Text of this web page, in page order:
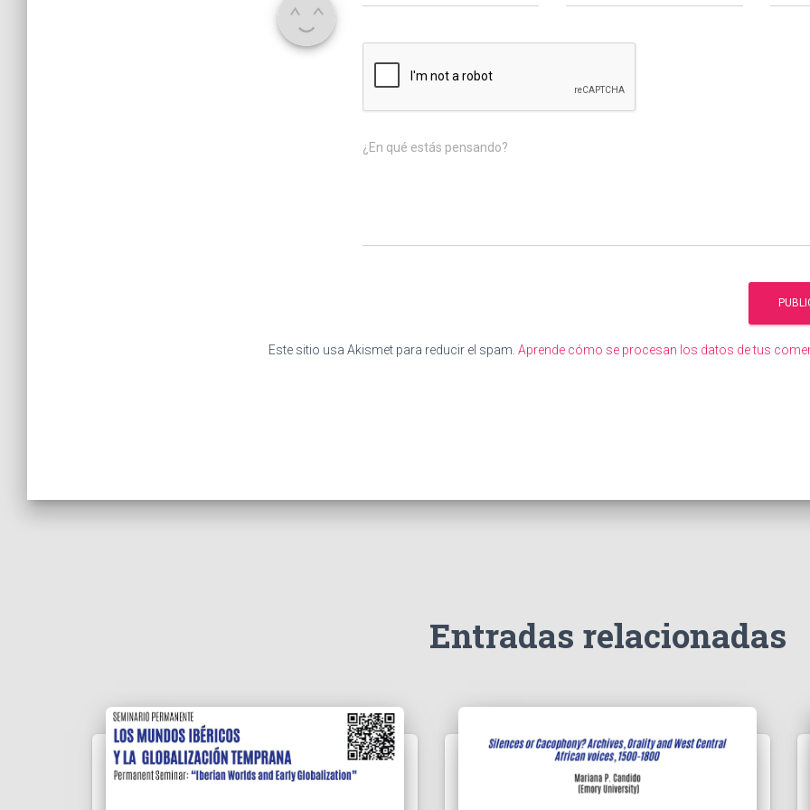
¿En qué estás pensando?
Este sitio usa Akismet para reducir el spam. Aprende cómo se procesan los datos de tus
Entradas relacionadas